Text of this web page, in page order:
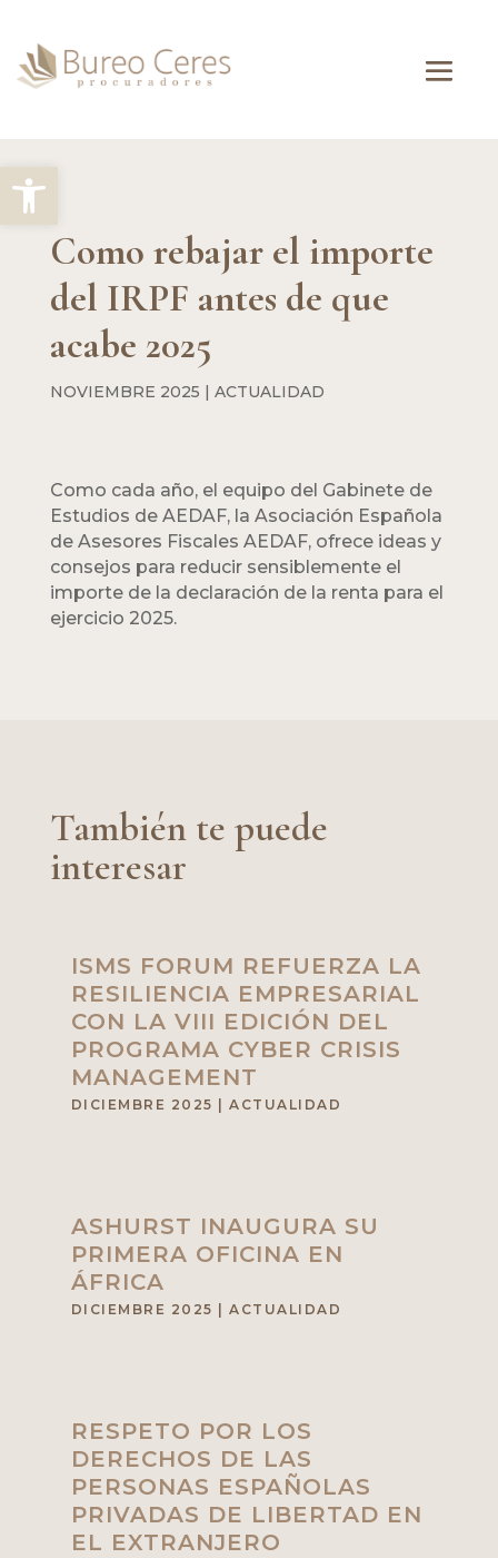
Abrir barra de herramientas
Como rebajar el importe
del IRPF antes de que
acabe 2025
NOVIEMBRE 2025 | ACTUALIDAD
Como cada año, el equipo del Gabinete de
Estudios de AEDAF, la Asociación Española
de Asesores Fiscales AEDAF, ofrece ideas y
consejos para reducir sensiblemente el
importe de la declaración de la renta para el
ejercicio 2025.
También te puede
interesar
ISMS FORUM REFUERZA LA
RESILIENCIA EMPRESARIAL
CON LA VIII EDICIÓN DEL
PROGRAMA CYBER CRISIS
MANAGEMENT
DICIEMBRE 2025 |ACTUALIDAD
ASHURST INAUGURA SU
PRIMERA OFICINA EN
ÁFRICA
DICIEMBRE 2025 |ACTUALIDAD
RESPETO POR LOS
DERECHOS DE LAS
PERSONAS ESPAÑOLAS
PRIVADAS DE LIBERTAD EN
EL EXTRANJERO